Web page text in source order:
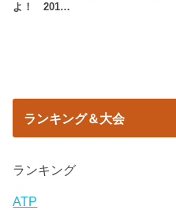
よ！ 201…
ランキング＆大会
ランキング
ATP